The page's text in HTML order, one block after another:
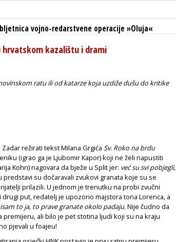
vojno-redarstvene operacije »Oluja«
hrvatskom kazalištu i drami
ratu ili od katarze koja uzdiže dušu do kritike
režirati tekst Milana Grgića Sv. Roko na brdu
(igrao ga je Ljubomir Kapor) koji ne želi napustiti
Kohn) nagovara da bježe u Split jer: već su svi pobjegli,
predstavi su dočaravali zvukovi granata koje su se
prilazili. U jednom je trenutku na probi zvučni
put, redatelj je upozorio majstora tona Lorenca, a
to ja, to prave granate okolo padaju.Nije čudno da
premijeru, ali bilo je pet stotina ljudi koji su na kraju
pjevali u foajeu!